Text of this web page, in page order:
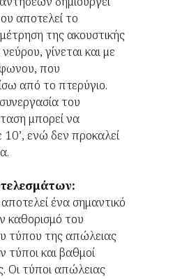
αποτελεί το
της ακουστικής
γίνεται και με
που
από το πτερύγιο.
του
μπορεί να
ενώ δεν προκαλεί
ένα σημαντικό
καθορισμό του
τύπου της απώλειας
τύποι και βαθμοί
Οι τύποι απώλειας